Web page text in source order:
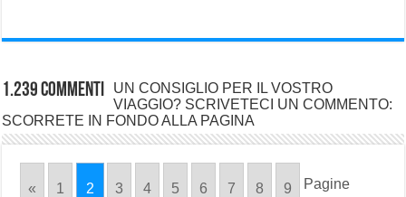
1.239 commenti
UN CONSIGLIO PER IL VOSTRO
VIAGGIO? SCRIVETECI UN COMMENTO:
SCORRETE IN FONDO ALLA PAGINA
Pagine
« 1 2 3 4 5 6 7 8 9